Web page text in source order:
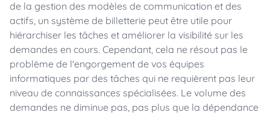
de la gestion des modèles de communication et des
actifs, un système de billetterie peut être utile pour
hiérarchiser les tâches et améliorer la visibilité sur les
demandes en cours. Cependant, cela ne résout pas le
problème de l'engorgement de vos équipes
informatiques par des tâches qui ne requièrent pas leur
niveau de connaissances spécialisées. Le volume des
demandes ne diminue pas, pas plus que la dépendance